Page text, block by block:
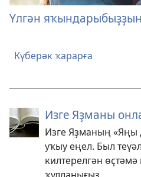
Үлгән
Күберәк ҡарарға
Изге Яҙманы
Изге Яҙманың «Яңы
уҡыу еңел. Был
килтерелгән